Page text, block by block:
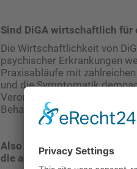
Sind DiGA wirtschaftlich für
Die Wirtschaftlichkeit von
psychischer Erkrankungen
Praxisabläufe mit
und die Symptomatik
Verordnung einer DiGA als
Behandlung anbieten, was
Also dienen DiGA nicht nur
die auf einen Reha- oder